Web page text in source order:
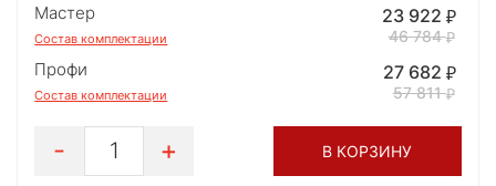
Мастер
Состав комплектации
23 922
46 784
Профи
Состав комплектации
27 682
57 811
1 В КОРЗИНУ